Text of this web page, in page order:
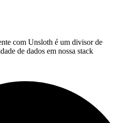
com Unsloth é um divisor de
de dados em nossa stack